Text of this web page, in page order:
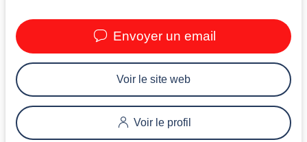
Envoyer un email
Voir le site web
Voir le profil